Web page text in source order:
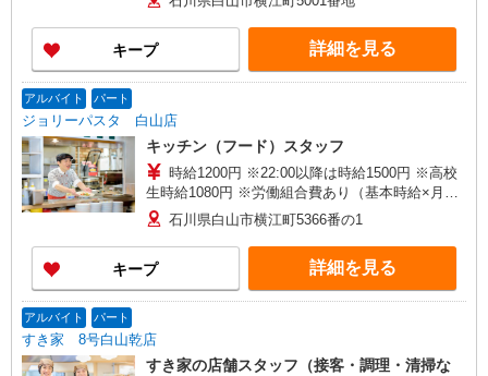
キープ 詳細を見る
アルバイト パート
ジョリーパスタ 白山店
キッチン（フード）スタッフ
時給1200円 ※22:00以降は時給1500円 ※高校
生時給1080円 ※労働組合費あり（基本時給×月間
時間数×1.8％） ■土日・祝手当 土日・祝は時給＋
50円
石川県白山市横江町5366番の1
キープ 詳細を見る
アルバイト パート
すき家 8号白山乾店
すき家の店舗スタッフ（接客・調理・清掃な